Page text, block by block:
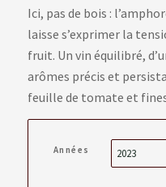
Ici, pas de bois :
laisse s’exprimer la
fruit. Un vin équilibré,
arômes précis et
feuille de tomate et
Années